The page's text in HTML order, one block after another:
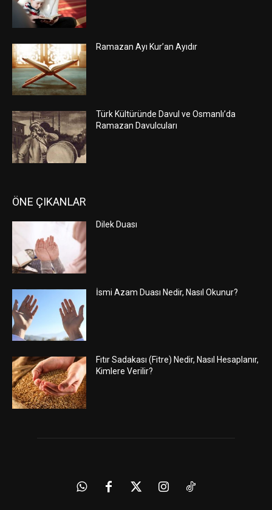
Ramazan Ayı Kur’an Ayıdır
Türk Kültüründe Davul ve Osmanlı’da
Ramazan Davulcuları
ÖNE ÇIKANLAR
Dilek Duası
İsmi Azam Duası Nedir, Nasıl Okunur?
Fıtır Sadakası (Fitre) Nedir, Nasıl Hesaplanır,
Kimlere Verilir?